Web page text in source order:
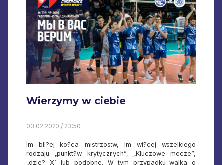
Wierzymy w ciebie
03.02.2020 / 23:50
Im bli?ej ko?ca mistrzostw, Im wi?cej wszelkiego
rodzaju „punkt?w krytycznych”, „Kluczowe mecze”,
„dzie? X” lub podobne. W tym przypadku walka o